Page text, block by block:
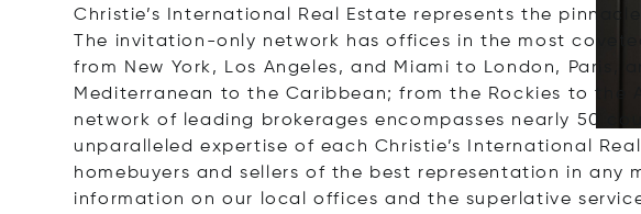
Christie’s International Real Estate represents the
The invitation-only network has offices in the most
from New York, Los Angeles, and Miami to London, Paris,
Mediterranean to the Caribbean; from the Rockies to the
network of leading brokerages encompasses nearly 50
unparalleled expertise of each Christie’s International
homebuyers and sellers of the best representation in any
information on our local offices and the superlative